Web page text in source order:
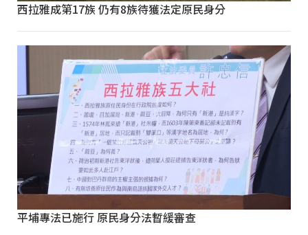
西拉雅成第17族 仍有8族待獲法定原民身分
平埔專法已施行 原民身分法暫緩審查